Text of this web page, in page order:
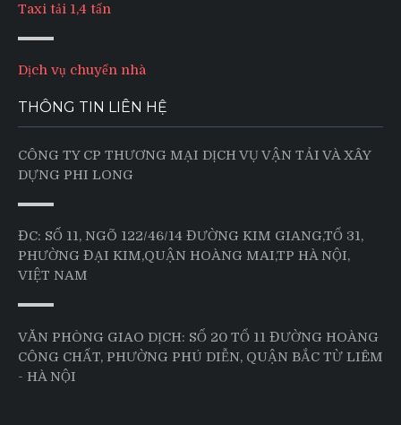
Taxi tải 1,4 tấn
Dịch vụ chuyển nhà
THÔNG TIN LIÊN HỆ
CÔNG TY CP THƯƠNG MẠI DỊCH VỤ VẬN TẢI VÀ XÂY
DỰNG PHI LONG
ĐC: SỐ 11, NGÕ 122/46/14 ĐƯỜNG KIM GIANG,TỔ 31,
PHƯỜNG ĐẠI KIM,QUẬN HOÀNG MAI,TP HÀ NỘI,
VIỆT NAM
VĂN PHÒNG GIAO DỊCH: SỐ 20 TỔ 11 ĐƯỜNG HOÀNG
CÔNG CHẤT, PHƯỜNG PHÚ DIỄN, QUẬN BẮC TỪ LIÊM
- HÀ NỘI